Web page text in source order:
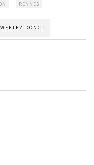
RENNES
DONC !